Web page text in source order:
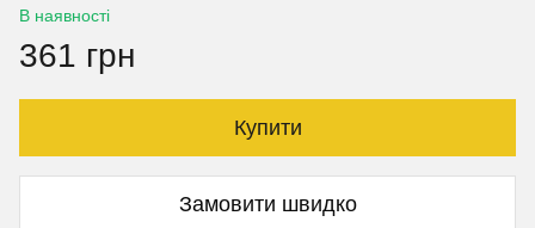
В наявності
361 грн
Купити
Замовити швидко